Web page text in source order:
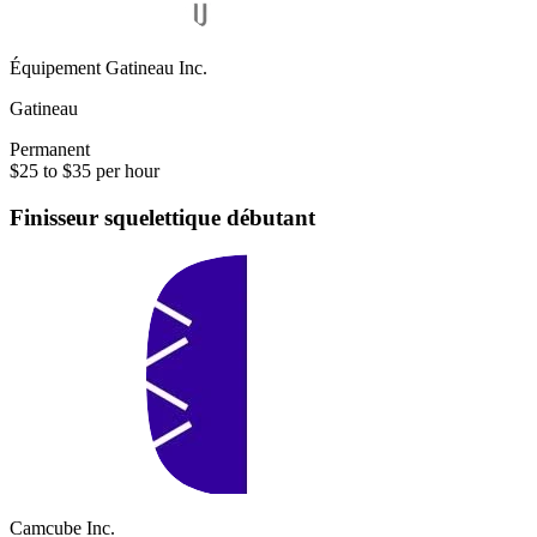
Équipement Gatineau Inc.
Gatineau
Permanent
$25 to $35 per hour
Finisseur squelettique débutant
Camcube Inc.